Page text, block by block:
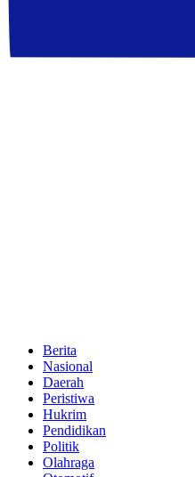
Berita
Nasional
Daerah
Peristiwa
Hukrim
Pendidikan
Politik
Olahraga